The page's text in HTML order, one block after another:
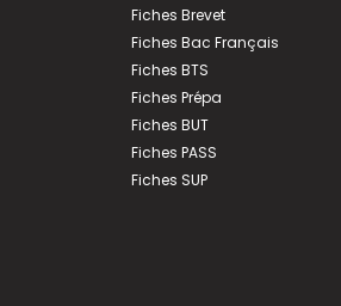
Fiches Brevet
Fiches Bac Français
Fiches BTS
Fiches Prépa
Fiches BUT
Fiches PASS
Fiches SUP